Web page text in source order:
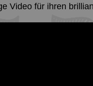
Video für ihren